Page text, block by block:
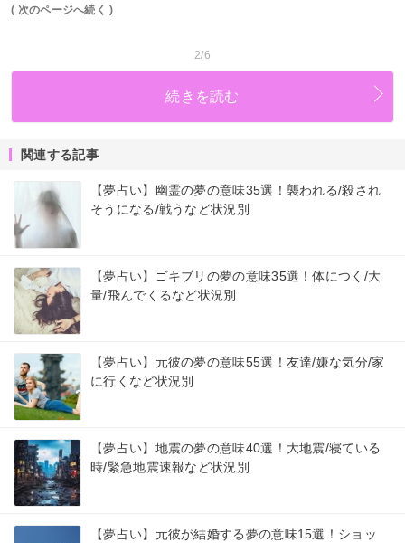
( 次のページへ続く )
2/6
続きを読む
関連する記事
【夢占い】幽霊の夢の意味35選！襲われる/殺され
そうになる/戦うなど状況別
【夢占い】ゴキブリの夢の意味35選！体につく/大
量/飛んでくるなど状況別
【夢占い】元彼の夢の意味55選！友達/嫌な気分/家
に行くなど状況別
【夢占い】地震の夢の意味40選！大地震/寝ている
時/緊急地震速報など状況別
【夢占い】元彼が結婚する夢の意味15選！ショッ